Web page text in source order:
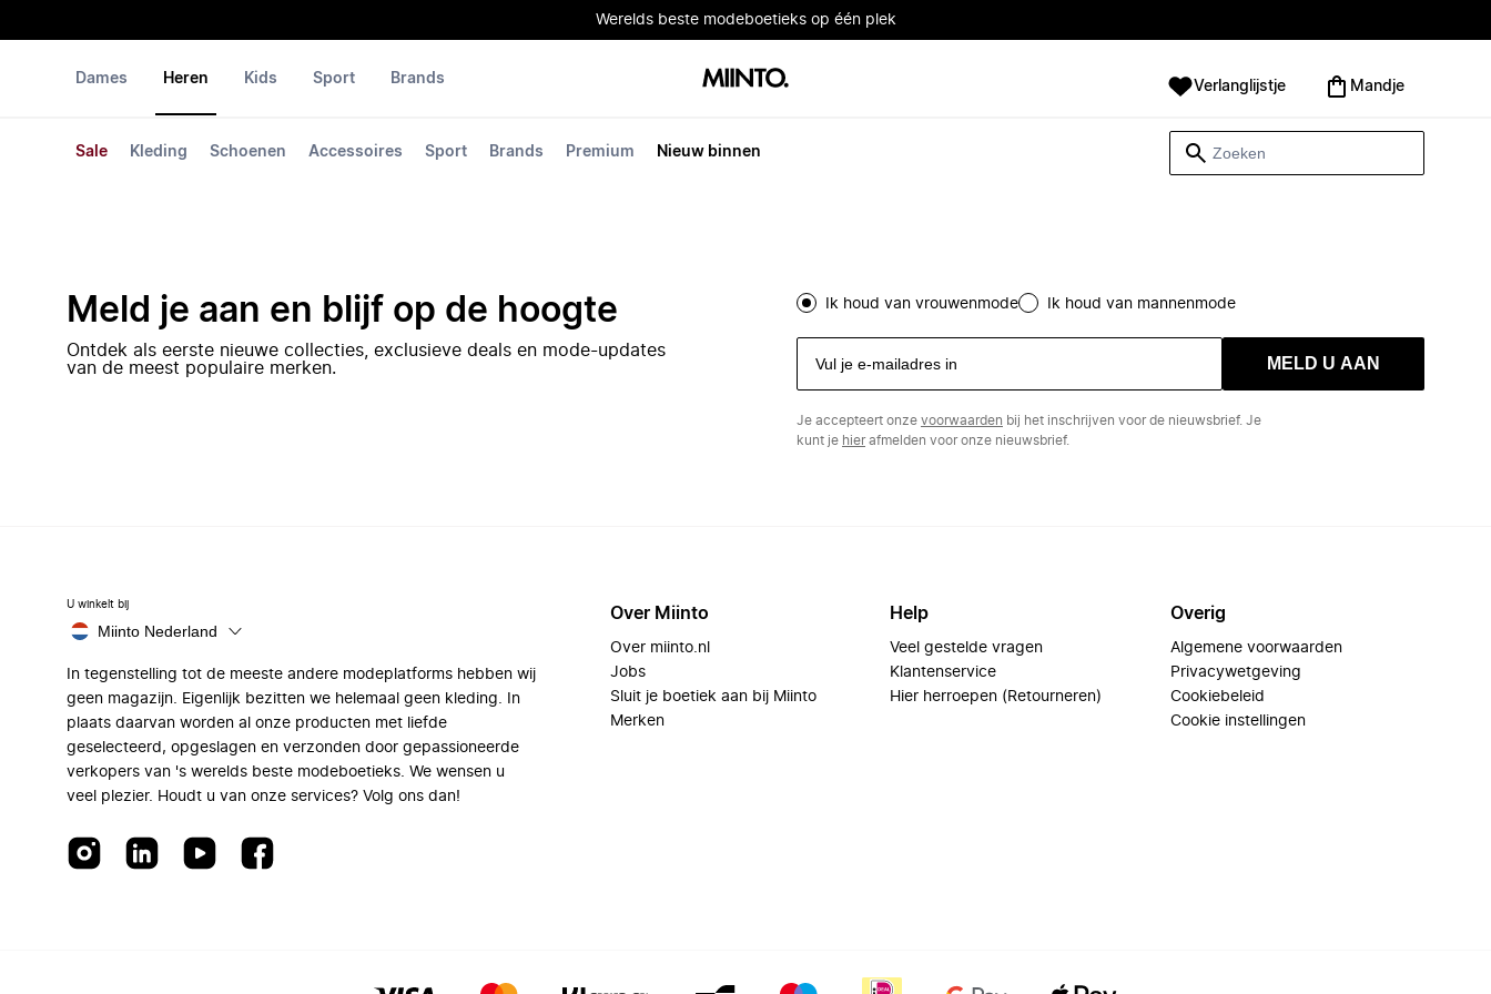
Werelds beste modeboetieks op één plek
Dames Heren
Sale Kleding Schoenen Accessoires Sport Brands Premium Nieuw binnen
Kids Sport Brands Verlanglijstje Mandje
Meld je aan en blijf op de hoogte
Ontdek als eerste nieuwe collecties, exclusieve deals en mode-updates
van de meest populaire merken.
Ik houd van vrouwenmode Ik houd van mannenmode
MELD U AAN
Je accepteert onze voorwaarden bij het inschrijven voor de nieuwsbrief. Je
kunt je hierafmelden voor onze nieuwsbrief.
U winkelt bij
Miinto Nederland
In tegenstelling tot de meeste andere modeplatforms hebben wij
geen magazijn. Eigenlijk bezitten we helemaal geen kleding. In
plaats daarvan worden al onze producten met liefde
geselecteerd, opgeslagen en verzonden door gepassioneerde
verkopers van 's werelds beste modeboetieks. We wensen u
veel plezier. Houdt u van onze services? Volg ons dan!
Over Miinto
Over miinto.nl
Jobs
Sluit je boetiek aan bij Miinto
Merken
Help
Veel gestelde vragen
Klantenservice
Hier herroepen (Retourneren)
Overig
Algemene voorwaarden
Privacywetgeving
Cookiebeleid
Cookie instellingen